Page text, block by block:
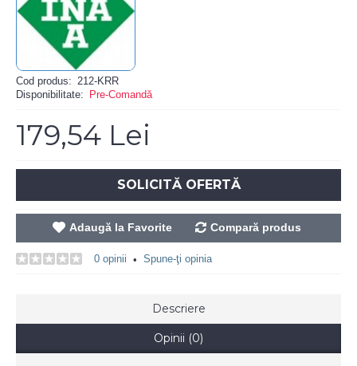
Cod produs: 212-KRR
Disponibilitate:
Pre-Comandă
179,54 Lei
SOLICITĂ OFERTĂ
Adaugă la Favorite Compară produs
0 opinii • Spune-ţi opinia
Descriere
Opinii (0)